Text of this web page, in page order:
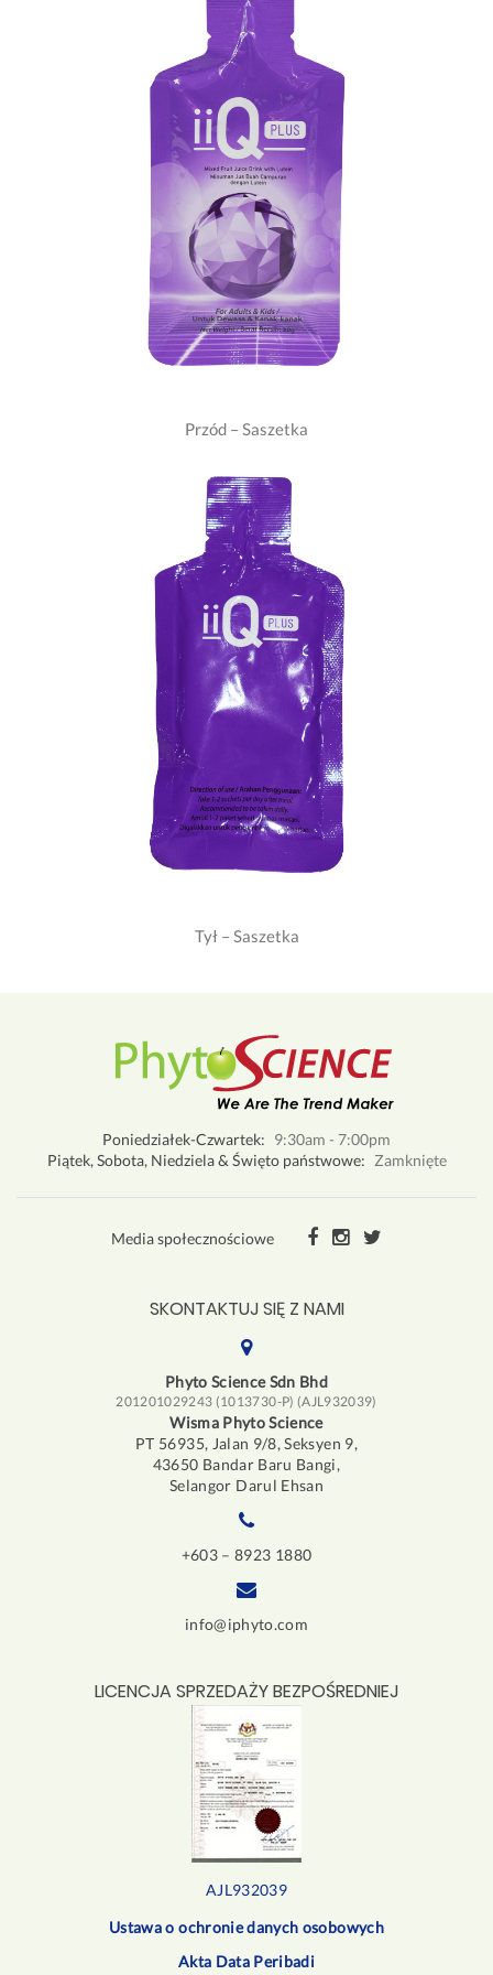
Przód – Saszetka
Tył – Saszetka
Poniedziałek-Czwartek: 9:30am - 7:00pm
Piątek, Sobota, Niedziela & Święto państwowe: Zamknięte
Media społecznościowe
SKONTAKTUJ SIĘ Z NAMI
Phyto Science Sdn Bhd
201201029243 (1013730-P) (AJL932039)
Wisma Phyto Science
PT 56935, Jalan 9/8, Seksyen 9,
43650 Bandar Baru Bangi,
Selangor Darul Ehsan
+603 – 8923 1880
info@iphyto.com
LICENCJA SPRZEDAŻY BEZPOŚREDNIEJ
AJL932039
Ustawa o ochronie danych osobowych
Akta Data Peribadi